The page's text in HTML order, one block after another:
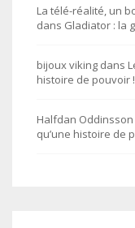
La télé-réalité, un
dans Gladiator : la
bijoux viking dans
histoire de pouvoir !
Halfdan Oddinsson
qu’une histoire de